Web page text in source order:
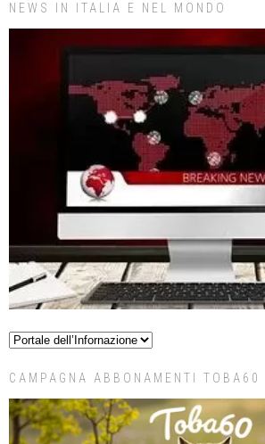
NEWS IN ITALIA E NEL MONDO
CAMPAGNA ABBONAMENTI TOBA60